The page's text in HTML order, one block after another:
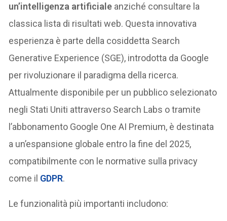
un’intelligenza artificiale anziché consultare la
classica lista di risultati web. Questa innovativa
esperienza è parte della cosiddetta Search
Generative Experience (SGE), introdotta da Google
per rivoluzionare il paradigma della ricerca.
Attualmente disponibile per un pubblico selezionato
negli Stati Uniti attraverso Search Labs o tramite
l’abbonamento Google One AI Premium, è destinata
a un’espansione globale entro la fine del 2025,
compatibilmente con le normative sulla privacy
come il GDPR.
Le funzionalità più importanti includono: